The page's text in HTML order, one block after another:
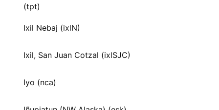
(tpt)
Ixil Nebaj (ixlN)
Ixil, San Juan Cotzal (ixlSJC)
Iyo (nca)